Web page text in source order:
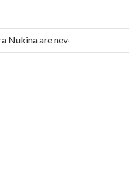
are nevoie de ajutorul
României